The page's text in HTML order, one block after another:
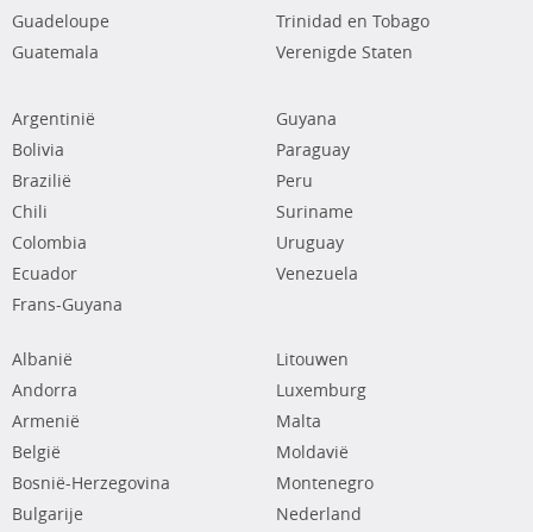
Guadeloupe
Guatemala
Trinidad en Tobago
Verenigde Staten
Argentinië
Bolivia
Brazilië
Chili
Colombia
Ecuador
Frans-Guyana
Guyana
Paraguay
Peru
Suriname
Uruguay
Venezuela
Albanië
Andorra
Armenië
België
Bosnië-Herzegovina
Bulgarije
Litouwen
Luxemburg
Malta
Moldavië
Montenegro
Nederland